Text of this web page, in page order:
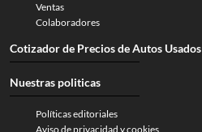
Ventas
Colaboradores
Cotizador de Precios de Autos Usados
Nuestras politicas
Políticas editoriales
Aviso de privacidad y cookies